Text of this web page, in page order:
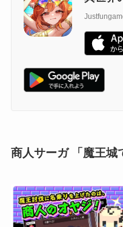
商人サーガ 「魔王城